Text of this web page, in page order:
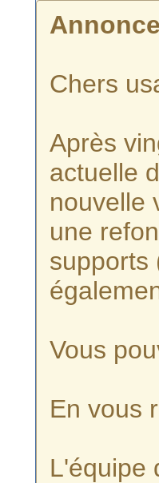
Annonce
Chers
Après
actuelle
nouvelle
une
supports
Vous
En vous
L'équipe